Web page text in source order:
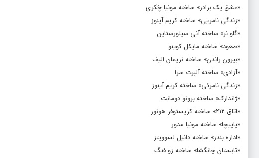
«عشق یک برادر» ساخته مونیا چُکری
«زندگی نامریی» ساخته کریم آینوز
«گاو نر» ساخته آنی سیلورستاین
«صعود» ساخته مایکل کوینو
«بیرون راندن» ساخته نریمان الیف
«آزادی» ساخته آلبرت سرا
«زندگی نامرئی» ساخته کریم آینوز
«ژاندارک» ساخته برونو دومانت
«اتاق ۲۱۲» ساخته کریستوفر هونور
«پاپیچا» ساخته مونیا مدور
«اداره بندر» ساخته دانیل لسوویتز
«تابستان چانگشا» ساخته زو فنگ